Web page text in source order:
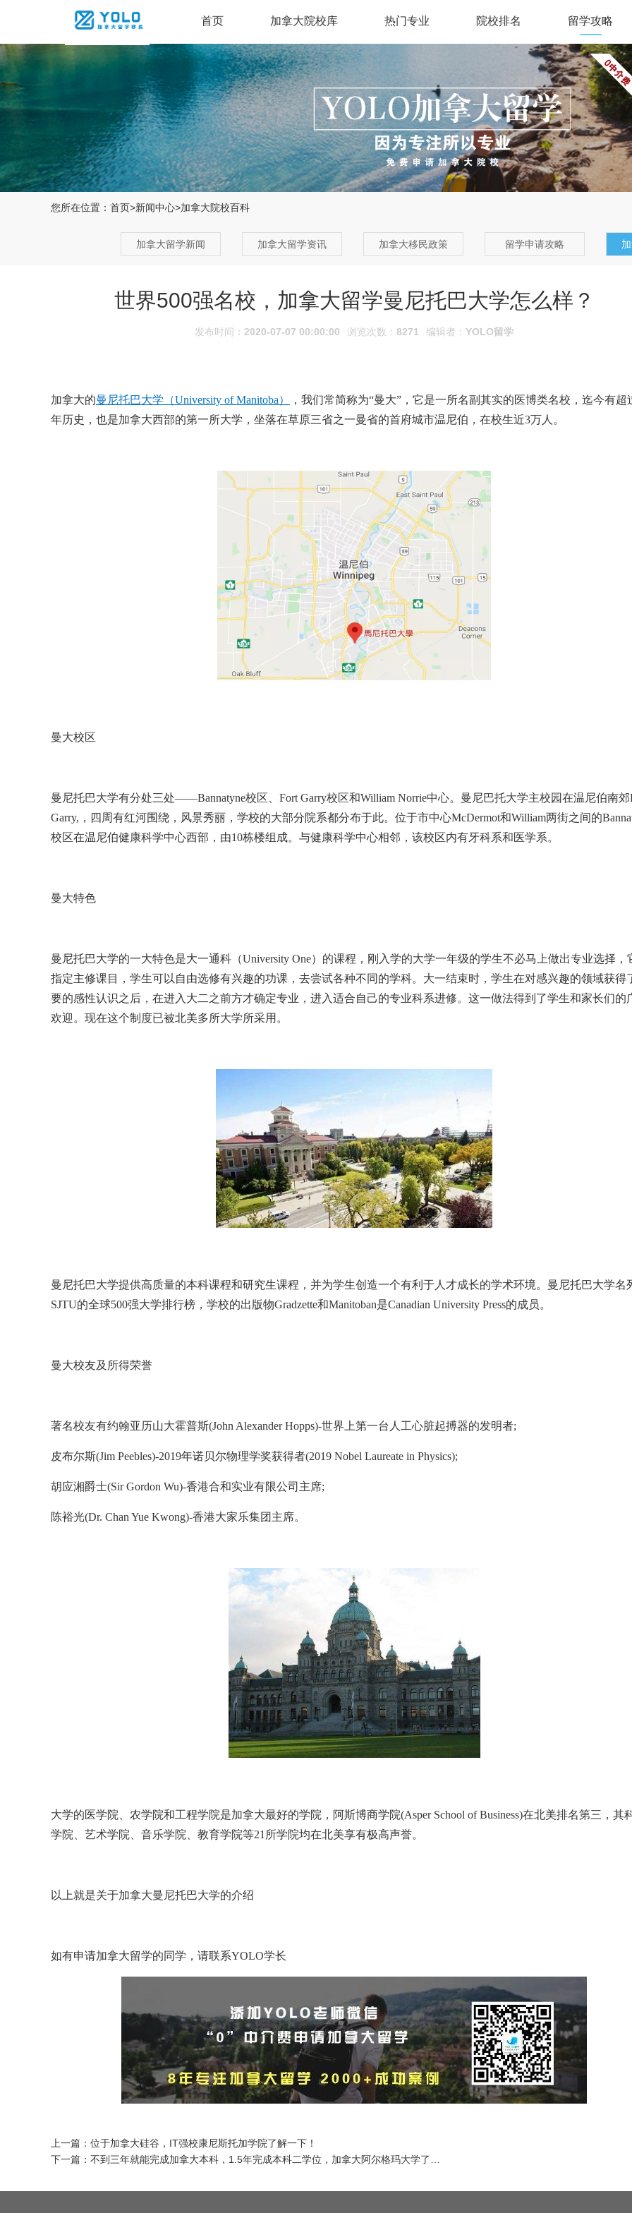
首页 加拿大院校库 热门专业 院校排名 留学攻略
您所在位置： 首页>新闻中心>加拿大院校百科
加拿大留学新闻 加拿大留学资讯 加拿大移民政策 留学申请攻略
世界500强名校，加拿大留学曼尼托巴大学怎么样？
发布时间： 2020-07-07 00:00:00 浏览次数： 8271 编辑者： YOLO留学
加拿大的曼尼托巴大学（University of Manitoba）
，我们常简称为“曼大”，它是一所名副其实的医博类名校，迄今有超
年历史，也是加拿大西部的第一所大学，坐落在草原三省之一曼省的首府城市温尼伯，在校生近3万人。
曼大校区
曼尼托巴大学有分处三处——Bannatyne校区、Fort Garry校区和William Norrie中心。曼尼巴托大学主校园在温尼伯南郊
Garry,，四周有红河围绕，风景秀丽，学校的大部分院系都分布于此。位于市中心McDermot和William两街之间的
校区在温尼伯健康科学中心西部，由10栋楼组成。与健康科学中心相邻，该校区内有牙科系和医学系。
曼大特色
曼尼托巴大学的一大特色是大一通科（University One）的课程，刚入学的大学一年级的学生不必马上做出专业选择，
指定主修课目，学生可以自由选修有兴趣的功课，去尝试各种不同的学科。大一结束时，学生在对感兴趣的领域获得
要的感性认识之后，在进入大二之前方才确定专业，进入适合自己的专业科系进修。这一做法得到了学生和家长们的
欢迎。现在这个制度已被北美多所大学所采用。
曼尼托巴大学提供高质量的本科课程和研究生课程，并为学生创造一个有利于人才成长的学术环境。曼尼托巴大学名
SJTU的全球500强大学排行榜，学校的出版物Gradzette和Manitoban是Canadian University Press的成员。
曼大校友及所得荣誉
著名校友有约翰亚历山大霍普斯(John Alexander Hopps)-世界上第一台人工心脏起搏器的发明者;
皮布尔斯(Jim Peebles)-2019年诺贝尔物理学奖获得者(2019 Nobel Laureate in Physics);
胡应湘爵士(Sir Gordon Wu)-香港合和实业有限公司主席;
陈裕光(Dr. Chan Yue Kwong)-香港大家乐集团主席。
大学的医学院、农学院和工程学院是加拿大最好的学院，阿斯博商学院(Asper School of Business)在北美排名第三，其
学院、艺术学院、音乐学院、教育学院等21所学院均在北美享有极高声誉。
以上就是关于加拿大曼尼托巴大学的介绍
如有申请加拿大留学的同学，请联系YOLO学长
上一篇： 位于加拿大硅谷，IT强校康尼斯托加学院了解一下！
下一篇：